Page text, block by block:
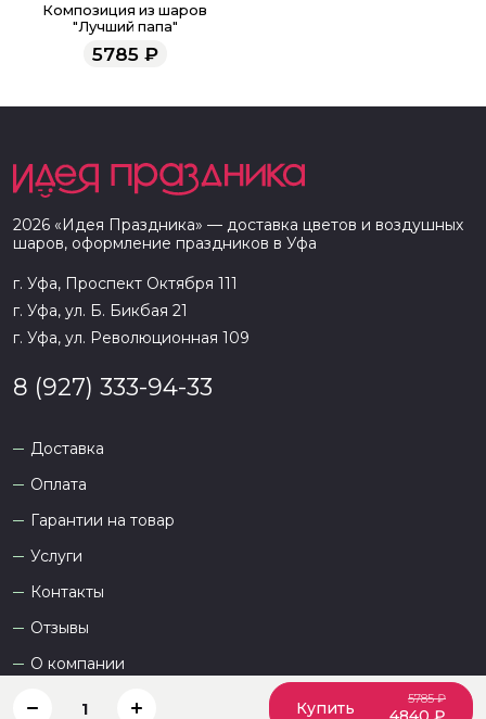
1 Купить 5785 ₽
Композиция из шаров
"Лучший папа"
5785₽
2026 «Идея Праздника» — доставка цветов и воздушных
шаров, оформление праздников в Уфа
г. Уфа, Проспект Октября 111
г. Уфа, ул. Б. Бикбая 21
г. Уфа, ул. Революционная 109
8 (927) 333-94-33
Доставка
Оплата
Гарантии на товар
Услуги
Контакты
Отзывы
О компании